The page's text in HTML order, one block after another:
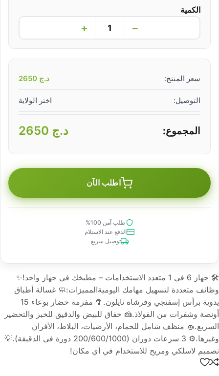
الكمية
−
+
سعر المنتج: د.ج
التوصيل: اختر الولاية
المجموع: د.ج
اطلب الآن
طلب آمن 100%
الدفع عند الاستلام
توصيل سريع
🛠️ جهاز 6 في 1 متعدد الاستخدامات – مطبخك في جهاز واحد!✨
وظائف متعددة لتسهيل مهامك اليوميةالمميزات:🧼 غسالة أطباق
يدوية برأس إسفنجي وفرشاة نايلون.🥦 مفرمة خضار بوعاء 15
أونصة وشفرات من الفولاذ.🍰 خفاق للبيض والدقيق للخبز والتحضير
السريع.🧽 منظف شامل للحمام، الأرضيات، البلاط، الأفران
وغيرها.⚙️ 3 سرعات دوران (200/600/1000 دورة في الدقيقة).💡
تصميم لاسلكي ومريح للاستخدام في أي مكان!